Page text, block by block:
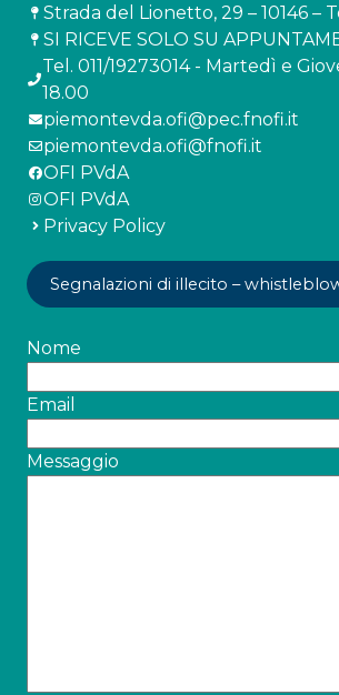
Strada del Lionetto, 29 – 10146 –
SI RICEVE SOLO SU
Tel. 011/19273014 - Martedì e
18.00
piemontevda.ofi@pec.fnofi.it
piemontevda.ofi@fnofi.it
OFI PVdA
OFI PVdA
Privacy Policy
Segnalazioni di illecito –
Nome
Email
Messaggio